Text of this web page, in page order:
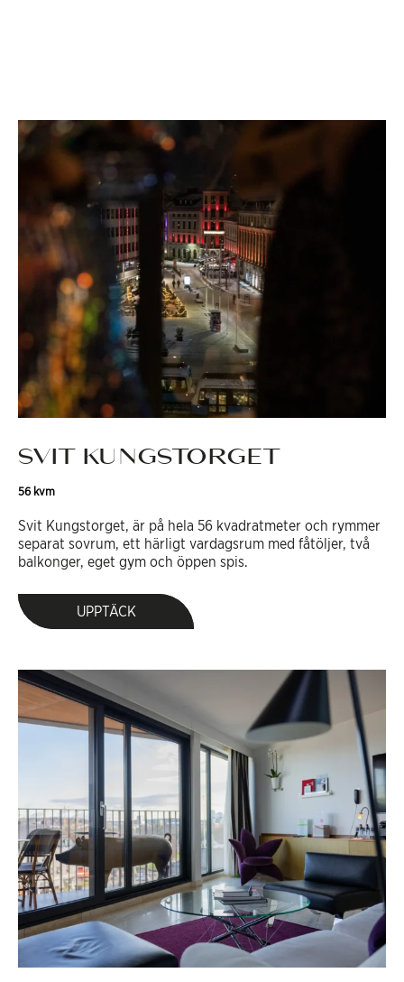
SVIT KUNGSTORGET
56 kvm
Svit Kungstorget, är på hela 56 kvadratmeter och rymmer
separat sovrum, ett härligt vardagsrum med fåtöljer, två
balkonger, eget gym och öppen spis.
UPPTÄCK